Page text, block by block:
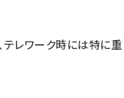
テレワーク時には特に重